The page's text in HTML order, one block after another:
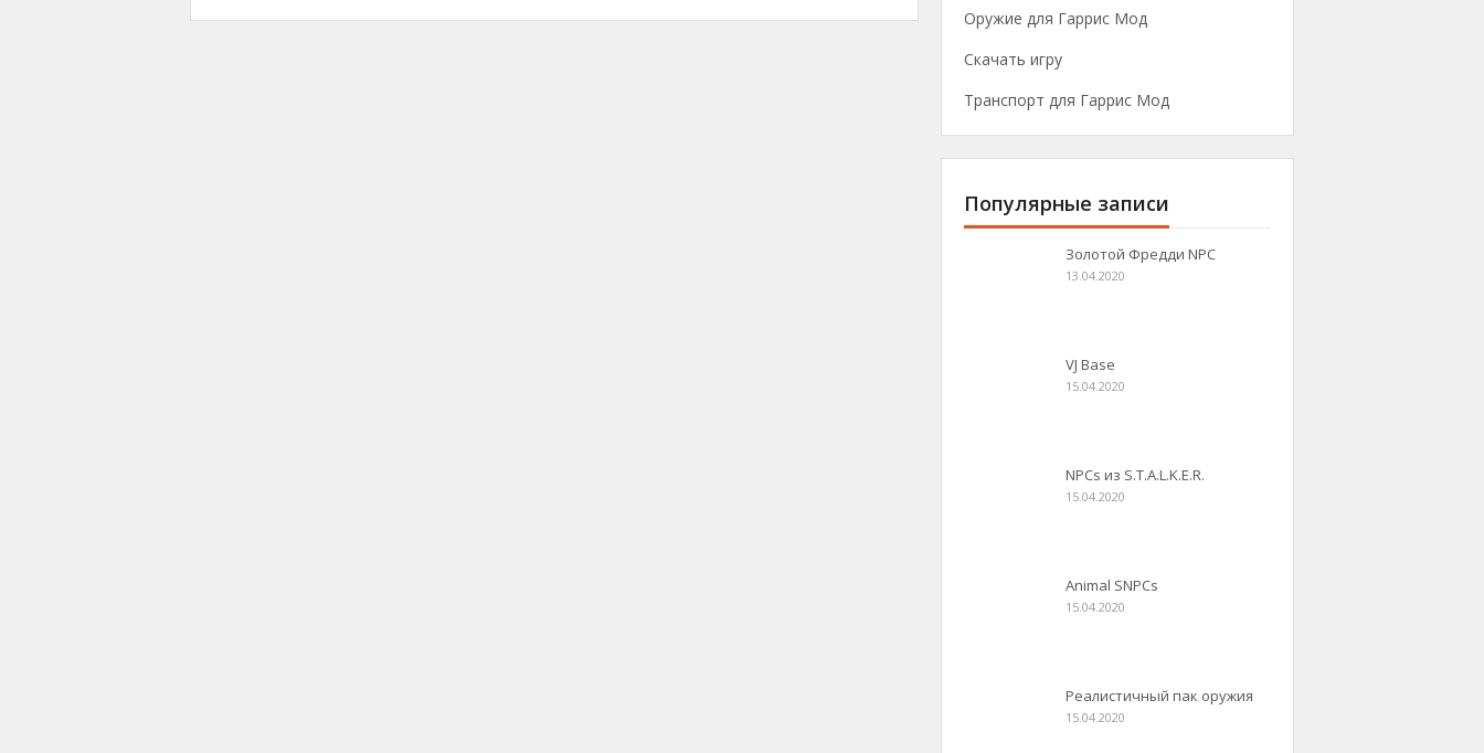
Оружие для Гаррис Мод
Скачать игру
Транспорт для Гаррис Мод
Популярные записи
Золотой Фредди NPC
13.04.2020
VJ Base
15.04.2020
NPCs из S.T.A.L.K.E.R.
15.04.2020
Animal SNPCs
15.04.2020
Реалистичный пак оружия
15.04.2020